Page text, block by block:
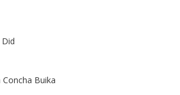
Buika